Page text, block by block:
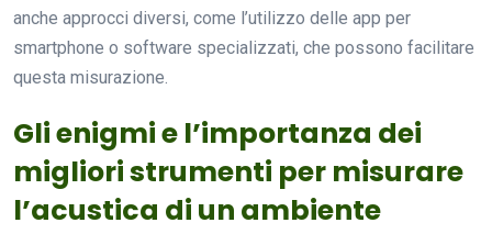
anche approcci diversi, come l’utilizzo delle app per
smartphone o software specializzati, che possono facilitare
questa misurazione.
Gli enigmi e l’importanza dei
migliori strumenti per misurare
l’acustica di un ambiente